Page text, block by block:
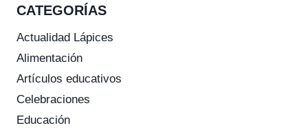
CATEGORÍAS
Actualidad Lápices
Alimentación
Artículos educativos
Celebraciones
Educación